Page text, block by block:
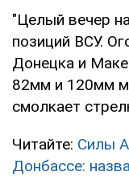
"Целый вечер
позиций ВСУ.
Донецка и
82мм и 120мм
смолкает
Читайте: Силы
Донбассе: